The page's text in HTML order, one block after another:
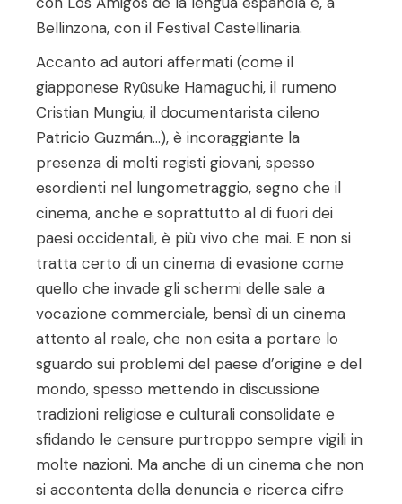
Bellinzona, con il Festival Castellinaria.
Accanto ad autori affermati (come il
giapponese Ryûsuke Hamaguchi, il rumeno
Cristian Mungiu, il documentarista cileno
Patricio Guzmán…), è incoraggiante la
presenza di molti registi giovani, spesso
esordienti nel lungometraggio, segno che il
cinema, anche e soprattutto al di fuori dei
paesi occidentali, è più vivo che mai. E non si
tratta certo di un cinema di evasione come
quello che invade gli schermi delle sale a
vocazione commerciale, bensì di un cinema
attento al reale, che non esita a portare lo
sguardo sui problemi del paese d’origine e del
mondo, spesso mettendo in discussione
tradizioni religiose e culturali consolidate e
sfidando le censure purtroppo sempre vigili in
molte nazioni. Ma anche di un cinema che non
si accontenta della denuncia e ricerca cifre